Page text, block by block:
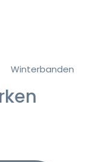
Winterbanden